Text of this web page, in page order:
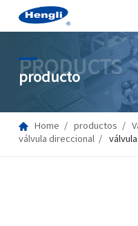
PRODUCTS
producto
Home productos
válvula direccional